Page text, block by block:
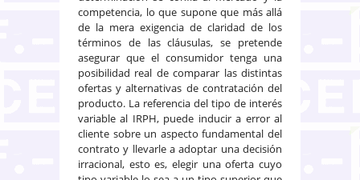
competencia, lo que supone que más allá
de la mera exigencia de claridad de los
términos de las cláusulas, se pretende
asegurar que el consumidor tenga una
posibilidad real de comparar las distintas
ofertas y alternativas de contratación del
producto. La referencia del tipo de interés
variable al IRPH, puede inducir a error al
cliente sobre un aspecto fundamental del
contrato y llevarle a adoptar una decisión
irracional, esto es, elegir una oferta cuyo